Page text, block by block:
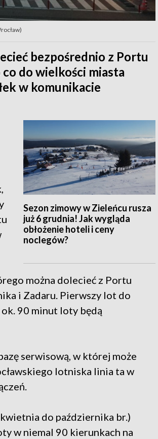
bezpośrednio z Portu
do wielkości miasta
w komunikacie
Sezon zimowy w Zieleńcu rusza
już 6 grudnia! Jak wygląda
obłożenie hoteli i ceny
noclegów?
można dolecieć z Portu
i Zadaru. Pierwszy lot do
ok. 90 minut loty będą
serwisową, w której może
lotniska linia ta w
do października br.)
w niemal 90 kierunkach na